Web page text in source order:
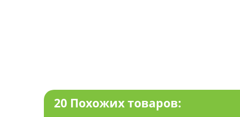
20 Похожих товаров: